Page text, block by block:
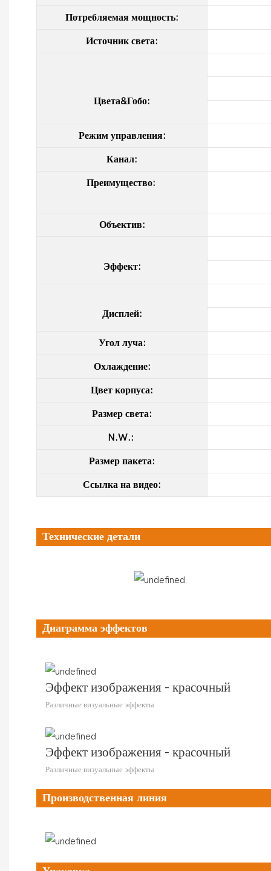
Потребляемая мощность:
Источник света:
Цвета&Гобо:
Режим управления:
Канал:
Преимущество:
Объектив:
Эффект:
Дисплей:
Угол луча:
Охлаждение:
Цвет корпуса:
Размер света:
N.W.:
Размер пакета:
Ссылка на видео:
Технические детали
Диаграмма эффектов
Эффект изображения - красочный
Различные визуальные эффекты
Эффект изображения - красочный
Различные визуальные эффекты
Производственная линия